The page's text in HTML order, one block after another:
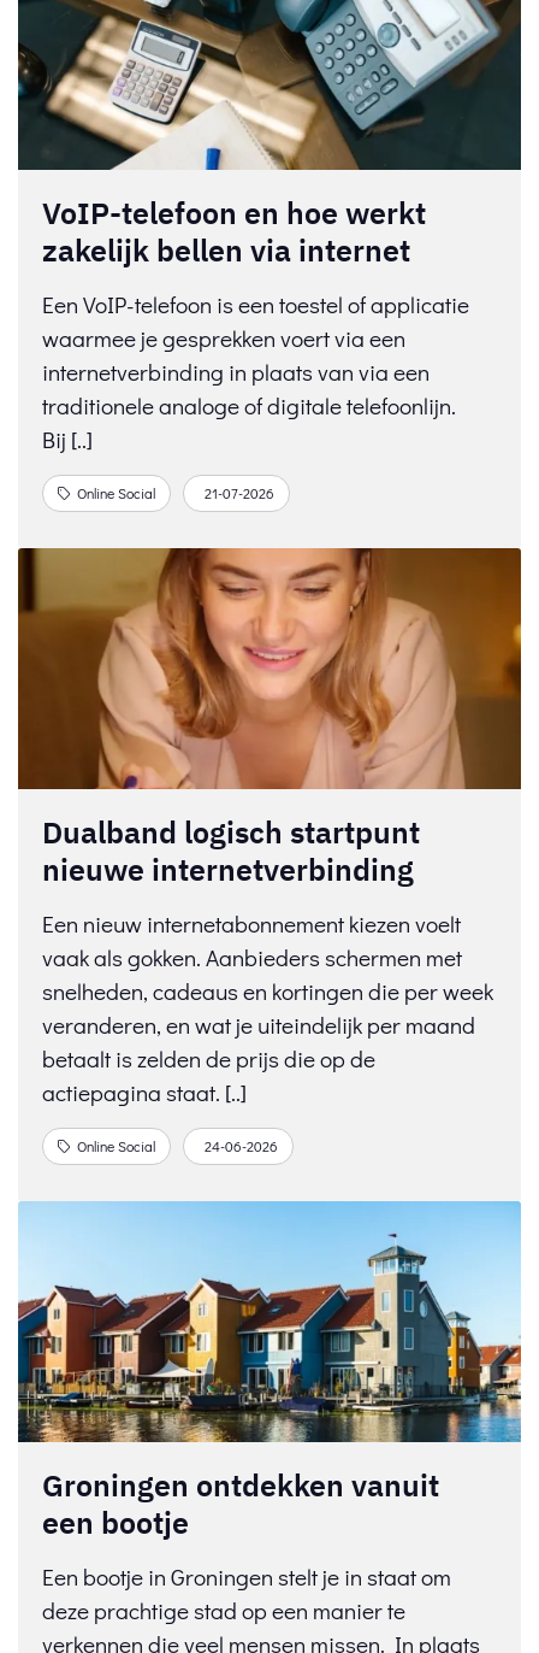
VoIP-telefoon en hoe werkt
zakelijk bellen via internet
Een VoIP-telefoon is een toestel of applicatie
waarmee je gesprekken voert via een
internetverbinding in plaats van via een
traditionele analoge of digitale telefoonlijn.
Bij [..]
Online Social 21-07-2026
Dualband logisch startpunt
nieuwe internetverbinding
Een nieuw internetabonnement kiezen voelt
vaak als gokken. Aanbieders schermen met
snelheden, cadeaus en kortingen die per week
veranderen, en wat je uiteindelijk per maand
betaalt is zelden de prijs die op de
actiepagina staat. [..]
Online Social 24-06-2026
Groningen ontdekken vanuit
een bootje
Een bootje in Groningen stelt je in staat om
deze prachtige stad op een manier te
verkennen die veel mensen missen. In plaats